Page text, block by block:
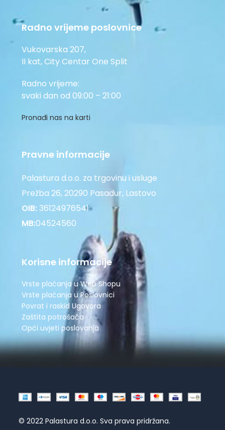
Radno vrijeme poslovnice
Vukovarska 207,
II kat, City Centar One Split
Radno vrijeme:
svaki dan od 09:00 – 21:00
Pronađi nas na karti
Pravne informacije
Palastura d.o.o. za trgovinu i usluge
Prežba 26, 20290 Pasadur, Lastovo
OIB:36124976541
MB:04524560
Korisne informacije
Vrste plaćanja u Web Shopu
Vrste plaćanja u Poslovnici
Povrat i raskid Ugovora
Zaštita potrošača
Opći uvjeti poslovanja
© 2022 Palastura d.o.o. Sva prava pridržana.